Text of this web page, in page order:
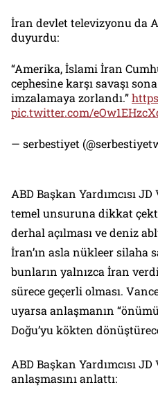
İran devlet televizyonu da
duyurdu:
“Amerika, İslami İran
cephesine karşı savaşı
imzalamaya zorlandı.”
pic.twitter.com/
— serbestiyet
ABD Başkan Yardımcısı
temel unsuruna dikkat
derhal açılması ve deniz
İran’ın asla nükleer silaha
bunların yalnızca İran
sürece geçerli olması.
uyarsa anlaşmanın
Doğu’yu kökten
ABD Başkan Yardımcısı
anlaşmasını anlattı: